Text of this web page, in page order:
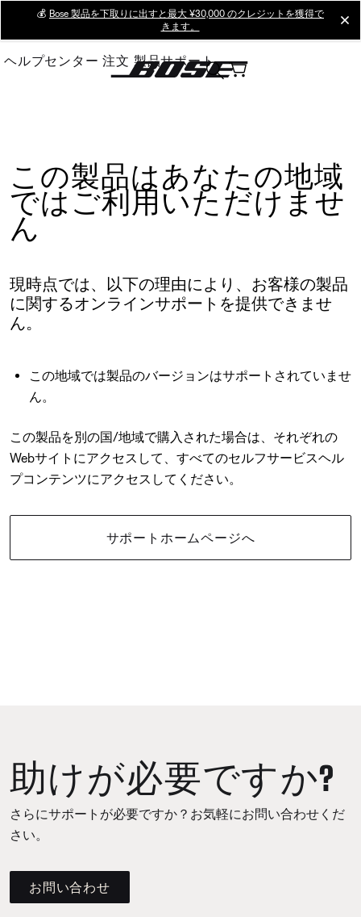
Main
💰 Bose 製品を下取りに出すと最大 ¥30,000 のクレジットを獲得で
きます。
ヘルプセンター 注文 製品サポート
この製品はあなたの地域
ではご利用いただけませ
ん
現時点では、以下の理由により、お客様の製品
に関するオンラインサポートを提供できませ
ん。
この地域では製品のバージョンはサポートされていませ
ん。
この製品を別の国/地域で購入された場合は、それぞれの
Webサイトにアクセスして、すべてのセルフサービスヘル
プコンテンツにアクセスしてください。
サポートホームページへ
助けが必要ですか?
さらにサポートが必要ですか？お気軽にお問い合わせくだ
さい。
お問い合わせ